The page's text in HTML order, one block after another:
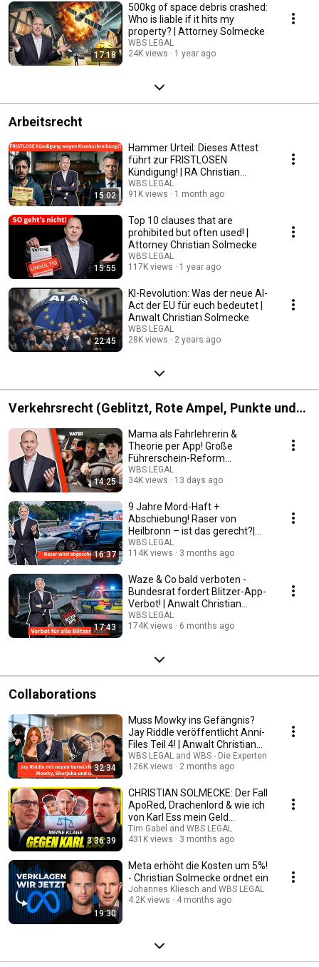
17:18
500kg of space debris crashed:
Who is liable if it hits my
property? | Attorney Solmecke
WBS LEGAL
24K views
1 year ago
Arbeitsrecht
15:02
Hammer Urteil: Dieses Attest
führt zur FRISTLOSEN
Kündigung! | RA Christian
Solmecke
WBS LEGAL
91K views
1 month ago
15:55
Top 10 clauses that are
prohibited but often used! |
Attorney Christian Solmecke
WBS LEGAL
117K views
1 year ago
22:45
KI-Revolution: Was der neue AI-
Act der EU für euch bedeutet |
Anwalt Christian Solmecke
WBS LEGAL
28K views
2 years ago
Verkehrsrecht (Geblitzt, Rote Ampel, Punkte und
Co.)
14:25
Mama als Fahrlehrerin &
Theorie per App! Große
Führerschein-Reform
beschlossen.
WBS LEGAL
34K views
13 days ago
16:37
9 Jahre Mord-Haft +
Abschiebung! Raser von
Heilbronn – ist das gerecht?|
Anwalt Christian Solmecke
WBS LEGAL
114K views
3 months ago
17:43
Waze & Co bald verboten -
Bundesrat fordert Blitzer-App-
Verbot! | Anwalt Christian
Solmecke
WBS LEGAL
174K views
6 months ago
Collaborations
32:34
Muss Mowky ins Gefängnis?
Jay Riddle veröffentlicht Anni-
Files Teil 4! | Anwalt Christian
Solmecke
WBS LEGAL and WBS - Die Experten
126K views
2 months ago
3:36:39
CHRISTIAN SOLMECKE: Der Fall
ApoRed, Drachenlord & wie ich
von Karl Ess mein Geld
zurückbekomme
Tim Gabel and WBS LEGAL
431K views
3 months ago
19:30
Meta erhöht die Kosten um 5%!
- Christian Solmecke ordnet ein
Johannes Kliesch and WBS LEGAL
4.2K views
4 months ago